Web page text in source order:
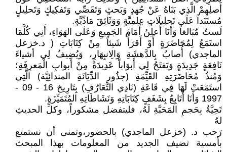
أَصلِهِمْ الَّذِي بَنَاهُ عَنْ جُهدٍ وَبَحثٍ وَتَقَصِّي وَتَفكِيكٍ وَتَحلِيلٍ
مُستَنَداً عَلَى تَحلِيلَاتٍ عِلمِيَّةٍ وَوَثَائِقَ مَادِّيَّةٍ.
لَستُ مُبَالغاً وَأَنَا أُعلِنُ أَمَامَ الجَمِيعِ وَعَلَى الهَوَاءِ، أَنِي كُلَّمَا
استَمَعُ لِمُحَاضَرَةٍ أَوْ أَقرَأُ شَيئاً مِنْ كِتَابَاتِ ( د.خزعل
الماجدي) أُصابُ بِالدَّهشَةِ وَالِانبِهَارِ، وَيُضِيفُ لِي أﺷﻴاءَ
نَافِعَةٍ جَدِيدَةٍ وَيَفتَحُ لِي أَبوَاباً عَدِيدَةً مِنْ أَبوابِ الْمَعرِفَةِ؛
وَمُنذُ مُحَاضَرَتِهِ القَيِّمَةِ (جذُور الدِّيَانَةِ المندائِيَّة) الَّتِي
استَمَعَتْ لَهَا فِي قَاعَةِ (نَادِي التَّعَارُفِ) بِتَارِيخ 16 - 09 -
1997 وَأَنَا أُتَابِعُ بِشَغَفٍ كِتَابَاتِهِ وَنَشَاطَاتِهِ المُتَمَيِّزَةِ.
تَحِيَّةٌ بِحَجمِ المَحَبَّةِ لَهُ، فليتفضل مشكوراً، وكلِّ الحديثِ
لهُ
رَحب د. (خزعل الماجدي) بالحضور،وتمنى أن نستمتع
بأمسية تضيف الجديد من المعلومات بهذا المبحث